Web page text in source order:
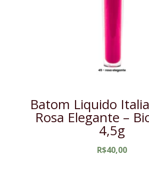
Batom Liquido
Rosa Elegante –
4,5g
R$40,00